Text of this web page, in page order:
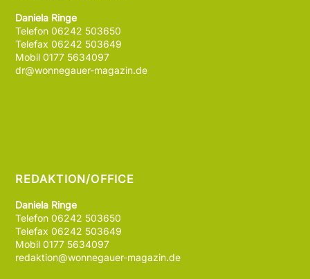
Daniela Ringe
Telefon 06242 503650
Telefax 06242 503649
Mobil 0177 5634097
dr@wonnegauer-magazin.de
REDAKTION/OFFICE
Daniela Ringe
Telefon 06242 503650
Telefax 06242 503649
Mobil 0177 5634097
redaktion@wonnegauer-magazin.de